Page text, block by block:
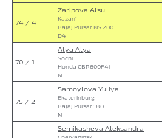
74 / 4
Zaripova Alsu
Kazan`
Bajaj Pulsar NS 200
D4
70 / 1
Alya Alya
Sochi
Honda CBR600F4i
N
75 / 2
Samoylova Yuliya
Ekaterinburg
Bajaj Pulsar 180
N
Semikasheva Aleksandra